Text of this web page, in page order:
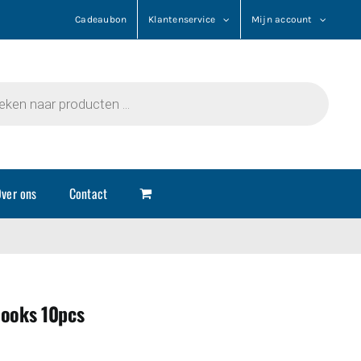
Cadeaubon Klantenservice Mijn account
ons Contact
10pcs